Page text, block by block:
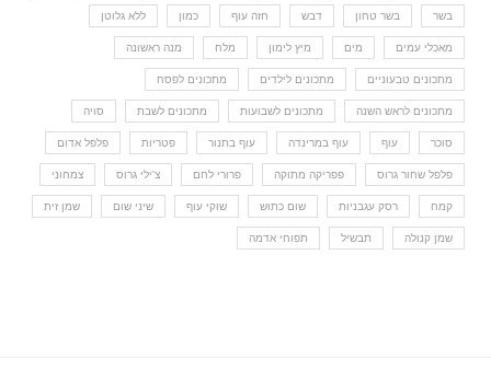
בשר בשר טחון דבש חזה עוף כמון ללא גלוטן
מאכלי עמים מים מיץ לימון מלח מנה ראשונה
מתכונים טבעוניים מתכונים לילדים מתכונים לפסח
מתכונים לראש השנה מתכונים לשבועות מתכונים לשבת סויה
סוכר עוף עוף במרינדה עוף בתנור פטריות פלפל אדום
פלפל שחור גרוס פפריקה מתוקה פרורי לחם צ'ילי גרוס צמחוני
קמח רסק עגבניות שום כתוש שוקי עוף שיני שום שמן זית
שמן קנולה תבשיל תפוחי אדמה